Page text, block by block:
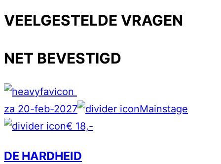
VEELGESTELDE VRAGEN
NET BEVESTIGD
za 20-feb-2027
Mainstage
€ 18,-
DE HARDHEID